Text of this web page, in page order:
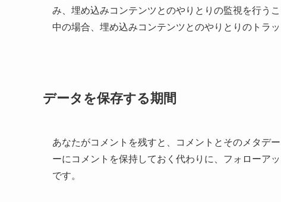
み、埋め込みコンテンツとのやりとりの監視を行う
中の場合、埋め込みコンテンツとのやりとりのトラッ
データを保存する期間
あなたがコメントを残すと、コメントとそのメタデ
ーにコメントを保持しておく代わりに、フォローア
です。